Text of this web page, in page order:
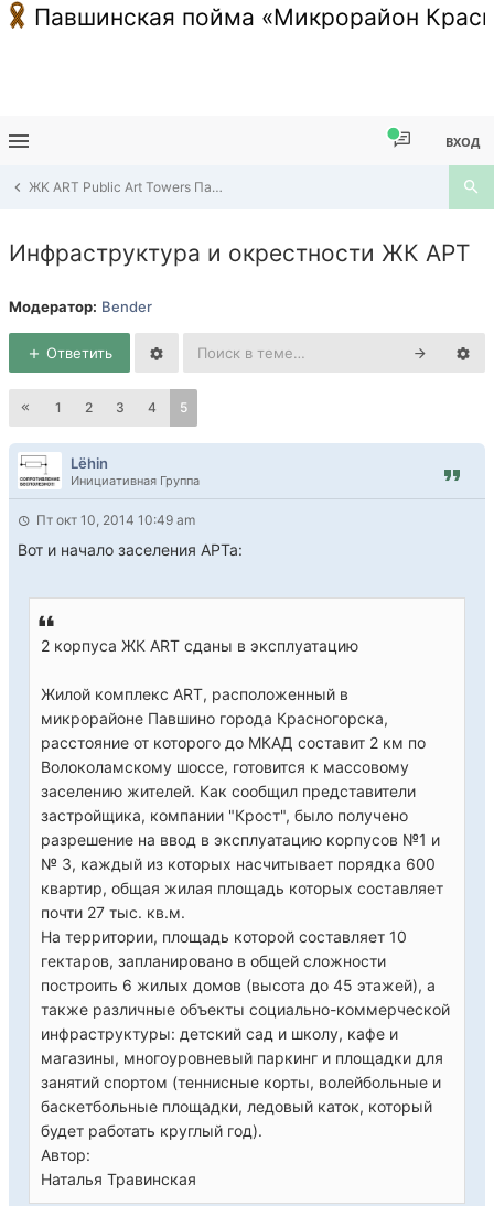
Павшинская пойма «Микрорайон
ВХОД
ЖK ART Public Art Towers Павшино
Инфраструктура и окрестности ЖК АРТ
Модератор: Bender
Ответить
1 2 3 4 5
Lёhin
Инициативная Группа
Пт окт 10, 2014 10:49 am
Вот и начало заселения АРТа:
2 корпуса ЖК ART сданы в эксплуатацию
Жилой комплекс ART, расположенный в
микрорайоне Павшино города Красногорска,
расстояние от которого до МКАД составит 2 км по
Волоколамскому шоссе, готовится к массовому
заселению жителей. Как сообщил представители
застройщика, компании "Крост", было получено
разрешение на ввод в эксплуатацию корпусов №1 и
№ 3, каждый из которых насчитывает порядка 600
квартир, общая жилая площадь которых составляет
почти 27 тыс. кв.м.
На территории, площадь которой составляет 10
гектаров, запланировано в общей сложности
построить 6 жилых домов (высота до 45 этажей), а
также различные объекты социально-коммерческой
инфраструктуры: детский сад и школу, кафе и
магазины, многоуровневый паркинг и площадки для
занятий спортом (теннисные корты, волейбольные и
баскетбольные площадки, ледовый каток, который
будет работать круглый год).
Автор:
Наталья Травинская